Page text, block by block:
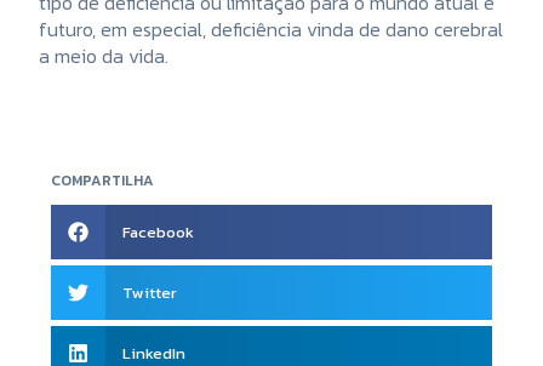
COMPARTILHA
Facebook
Twitter
LinkedIn
futuro, em especial, deficiência vinda de dano cerebral
a meio da vida.